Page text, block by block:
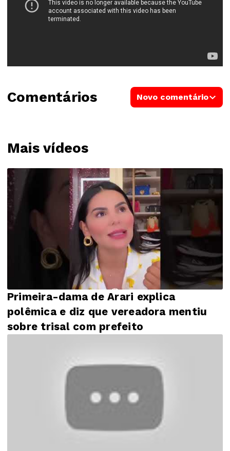
Mais vídeos
Primeira-dama de Arari explica
polêmica e diz que vereadora mentiu
sobre trisal com prefeito
Comentários Novo comentário